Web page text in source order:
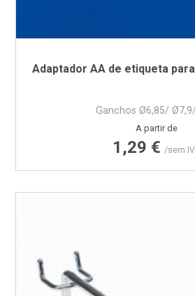
Adaptador AA de etiqueta
Ganchos Ø6,85/
Preço
A partir de
1,29 € /sem